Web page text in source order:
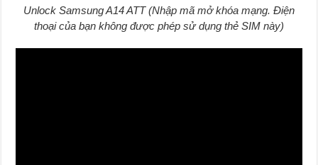
Unlock Samsung A14 ATT (Nhập mã mở khóa mạng. Điện
thoại của bạn không được phép sử dụng thẻ SIM này)